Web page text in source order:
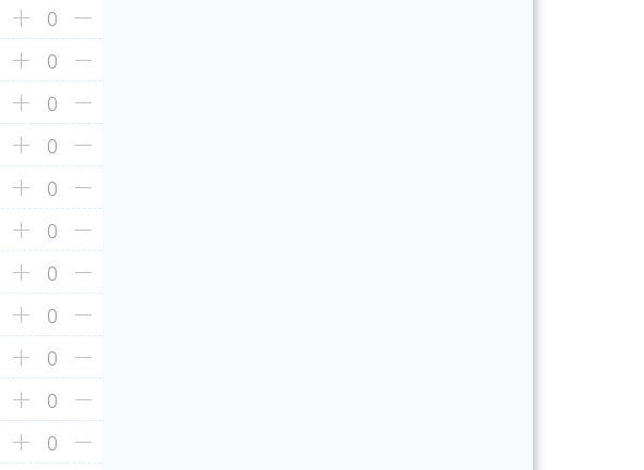
0
0
0
0
0
0
0
0
0
0
0